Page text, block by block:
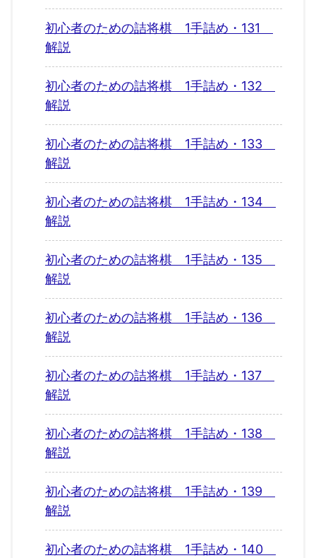
初心者のための詰将棋 1手詰め・131
解説
初心者のための詰将棋 1手詰め・132
解説
初心者のための詰将棋 1手詰め・133
解説
初心者のための詰将棋 1手詰め・134
解説
初心者のための詰将棋 1手詰め・135
解説
初心者のための詰将棋 1手詰め・136
解説
初心者のための詰将棋 1手詰め・137
解説
初心者のための詰将棋 1手詰め・138
解説
初心者のための詰将棋 1手詰め・139
解説
初心者のための詰将棋 1手詰め・140